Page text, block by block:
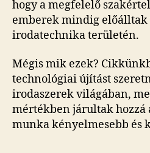
hogy a megfelelő
emberek mindig előálltak
irodatechnika területén.
Mégis mik ezek?
technológiai újítást
irodaszerek világában,
mértékben járultak hozzá
munka kényelmesebb és